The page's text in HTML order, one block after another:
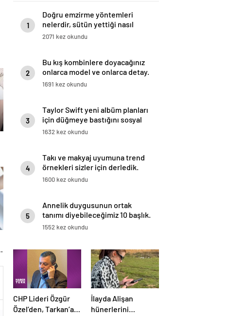
1
Doğru emzirme yöntemleri
nelerdir, sütün yettiği nasıl
anlaşılır?
2071 kez okundu
2
Bu kış kombinlere doyacağınız
onlarca model ve onlarca detay.
1691 kez okundu
3
Taylor Swift yeni albüm planları
için düğmeye bastığını sosyal
medyadan duyurdu!
1632 kez okundu
4
Takı ve makyaj uyumuna trend
örnekleri sizler için derledik.
1600 kez okundu
5
Annelik duygusunun ortak
tanımı diyebileceğimiz 10 başlık.
1552 kez okundu
CHP Lideri Özgür
Özel’den, Tarkan’a
İlayda Alişan
hünerlerini